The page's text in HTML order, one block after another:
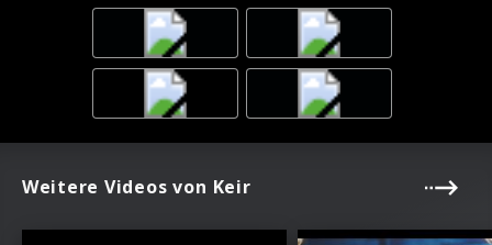
Weitere Videos von Keir